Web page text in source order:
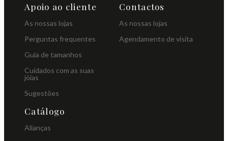
Apoio ao cliente
As nossas lojas
Perguntas frequentes
Guia de tamanhos
Cuidados com as suas
jóias
Sugestões
Contactos
As nossas lojas
Agendamento de visita
Catálogo
Alianças